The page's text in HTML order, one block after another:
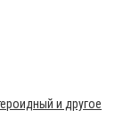
и другое